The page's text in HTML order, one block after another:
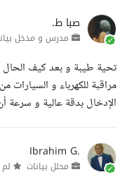
صبا ط.
مدرس و مدخل
تحية طيبة و بعد كيف الحال
مراقبة للكهرباء و
الإدخال بدقة عالية و سرعة
Ibrahim G.
محلل بيانات